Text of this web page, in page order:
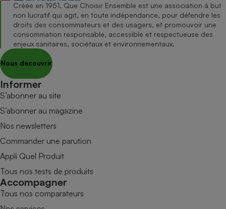
Créée en 1951, Que Choisir Ensemble est une association à but
non lucratif qui agit, en toute indépendance, pour défendre les
droits des consommateurs et des usagers, et promouvoir une
consommation responsable, accessible et respectueuse des
enjeux sanitaires, sociétaux et environnementaux.
Nous découvrir
Informer
S’abonner au site
S’abonner au magazine
Nos newsletters
Commander une parution
Appli Quel Produit
Tous nos tests de produits
Accompagner
Tous nos comparateurs